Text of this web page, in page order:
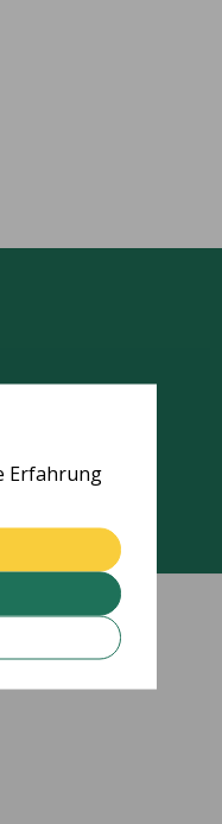
Erfahrung